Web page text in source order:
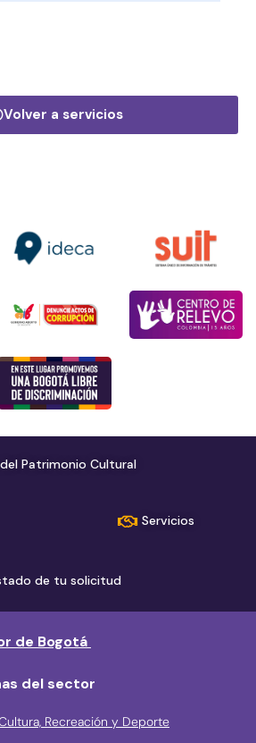
Volver a servicios
Patrimonio Cultural
Servicios
de tu solicitud
de Bogotá
del sector
Recreación y Deporte